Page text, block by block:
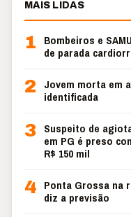
MAIS LIDAS
1
Bombeiros e
de parada
2
Jovem morta em
identificada
3 Suspeito de
em PG é preso
R$ 150 mil
4 Ponta Grossa na
diz a previsão